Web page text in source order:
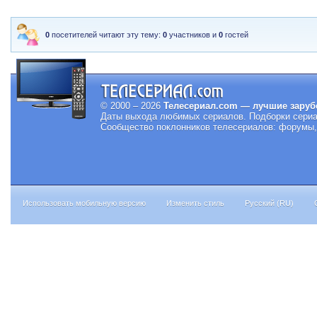
0 посетителей читают эту тему:0 участников и0 гостей
© 2000 – 2026 Телесериал.com — лучшие
Даты выхода любимых сериалов. Подборки
Сообщество поклонников телесериалов:
Использовать мобильную версию Изменить стиль Русский (RU)